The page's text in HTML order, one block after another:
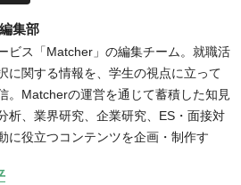
集部
ビス「Matcher」の編集チーム。就職活
に関する情報を、学生の視点に立って
。Matcherの運営を通じて蓄積した知見
析、業界研究、企業研究、ES・面接対
に役立つコンテンツを企画・制作す